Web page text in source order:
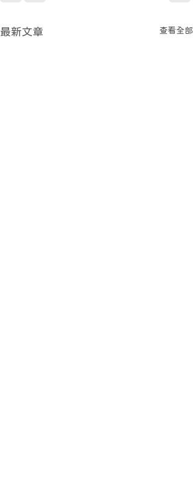
最新文章 查看全部